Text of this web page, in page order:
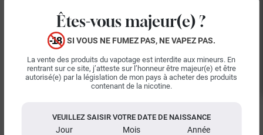
Êtes-vous majeur(e) ?
SI VOUS NE FUMEZ PAS, NE VAPEZ PAS.
La vente des produits du vapotage est interdite aux mineurs. En
rentrant sur ce site, j’atteste sur l’honneur être majeur(e) et être
autorisé(e) par la législation de mon pays à acheter des produits
contenant de la nicotine.
VEUILLEZ SAISIR VOTRE DATE DE NAISSANCE
Jour Mois Année